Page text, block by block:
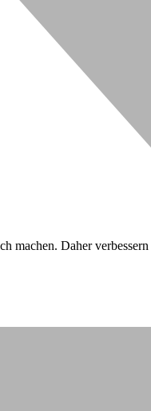
machen. Daher